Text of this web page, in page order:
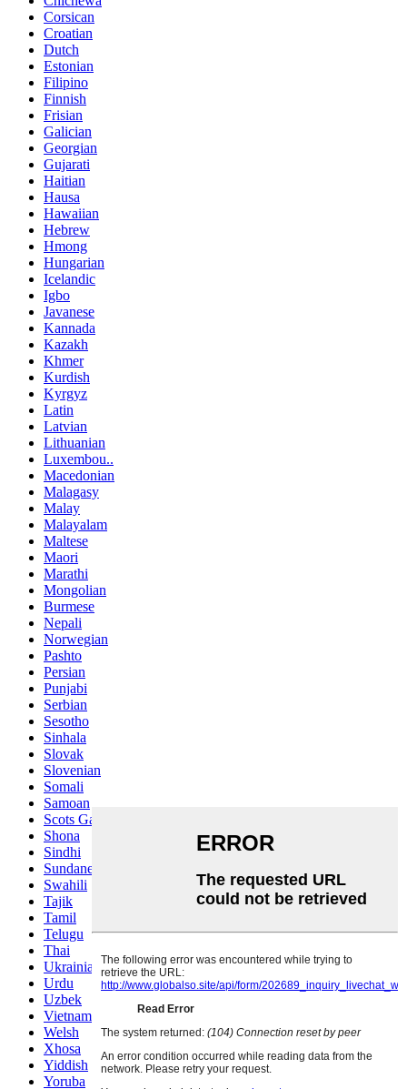
Corsican
Croatian
Dutch
Estonian
Filipino
Finnish
Frisian
Galician
Georgian
Gujarati
Haitian
Hausa
Hawaiian
Hebrew
Hmong
Hungarian
Icelandic
Igbo
Javanese
Kannada
Kazakh
Khmer
Kurdish
Kyrgyz
Latin
Latvian
Lithuanian
Luxembou..
Macedonian
Malagasy
Malay
Malayalam
Maltese
Maori
Marathi
Mongolian
Burmese
Nepali
Norwegian
Pashto
Persian
Punjabi
Serbian
Sesotho
Sinhala
Slovak
Slovenian
Somali
Samoan
Scots Gaelic
Shona
Sindhi
Sundanese
Swahili
Tajik
Tamil
Telugu
Thai
Ukrainian
Urdu
Uzbek
Vietnamese
Welsh
Xhosa
Yiddish
Yoruba